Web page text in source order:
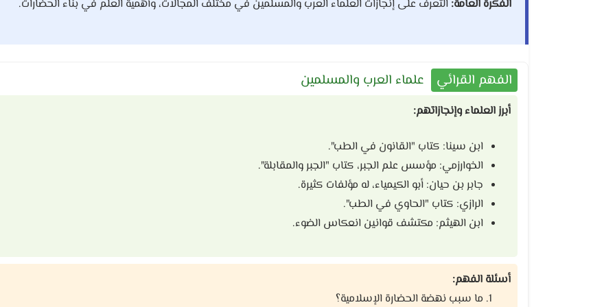
الفكرة العامة: التعرف على إنجازات العلماء العرب والمسلمين في مختلف المجالات، وأهمية العلم في بناء الحضارات.
الفهم القرائي علماء العرب والمسلمين
أبرز العلماء وإنجازاتهم:
ابن سينا: كتاب "القانون في الطب".
الخوارزمي: مؤسس علم الجبر، كتاب "الجبر والمقابلة".
جابر بن حيان: أبو الكيمياء، له مؤلفات كثيرة.
الرازي: كتاب "الحاوي في الطب".
ابن الهيثم: مكتشف قوانين انعكاس الضوء.
أسئلة الفهم:
ما سبب نهضة الحضارة الإسلامية؟